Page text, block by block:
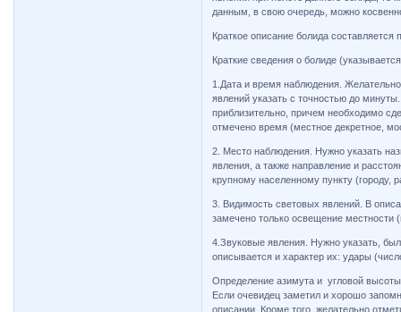
данным, в свою очередь, можно
Краткое описание болида
Краткие сведения о болиде
1.Дата и время наблюдения.
явлений указать с точностью до
приблизительно, причем необходимо
отмечено время (местное декретное,
2. Место наблюдения. Нужно указать
явления, а также направление и
крупному населенному пункту (городу,
3. Видимость световых явлений. В
замечено только освещение
4.Звуковые явления. Нужно указать,
описывается и характер их: удары
Определение азимута и угловой высоты
Если очевидец заметил и хорошо
описании. Кроме того, желательно